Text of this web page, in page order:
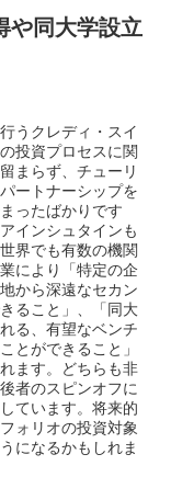
や同大学設立
うクレディ・スイ
投資プロセスに関
まらず、チューリ
ートナーシップを
ったばかりです
インシュタインも
界でも有数の機関
により「特定の企
から深遠なセカン
ること」、「同大
る、有望なベンチ
とができること」
ます。どちらも非
者のスピンオフに
ています。将来的
ォリオの投資対象
になるかもしれま